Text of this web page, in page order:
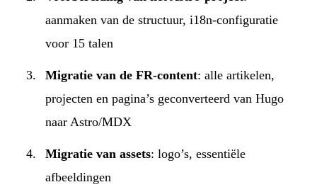
aanmaken van de structuur, i18n-configuratie
voor 15 talen
Migratie van de FR-content: alle artikelen,
projecten en pagina’s geconverteerd van Hugo
naar Astro/MDX
Migratie van assets: logo’s, essentiële
afbeeldingen